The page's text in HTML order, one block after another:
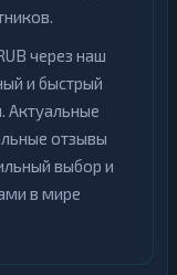
через наш
и быстрый
Актуальные
отзывы
выбор и
в мире